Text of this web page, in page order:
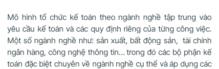
Mô hình tổ chức kế toán theo ngành nghề tập trung vào
yêu cầu kế toán và các quy định riêng của từng công việc.
Một số ngành nghề như: sản xuất, bất động sản, tài chính
ngân hàng, công nghệ thông tin… trong đó các bộ phận kế
toán đặc biệt chuyên về ngành nghề cụ thể và áp dụng các